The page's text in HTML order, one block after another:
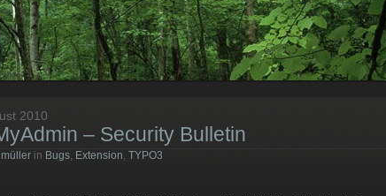
2010
– Security Bulletin
in Bugs, Extension, TYPO3